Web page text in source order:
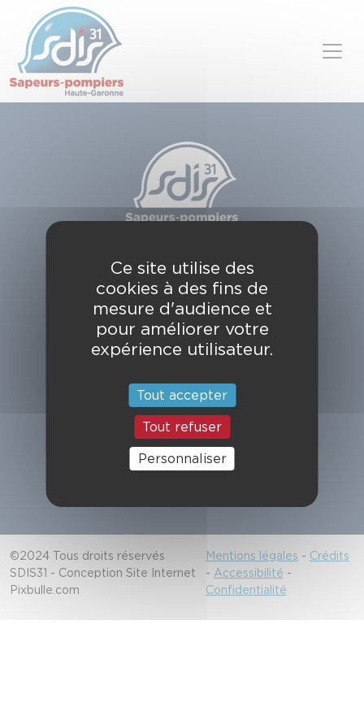
49, chemin de l'Armurié
C.S. 80123
31772 COLOMIERS CEDEX
Contactez-nous
Alerter les secours
18/112
©2024 Tous droits réservés
SDIS31 - Conception Site Internet
Pixbulle.com
Mentions légales - Crédits
- Accessibilité -
Confidentialité
Panneau de gestion des cookies
Ce site utilise des
cookies à des fins de
mesure d'audience et
pour améliorer votre
expérience utilisateur.
Tout accepter
Tout refuser
Personnaliser